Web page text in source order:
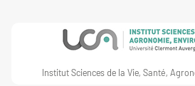
Institut Sciences de la Vie, Santé,